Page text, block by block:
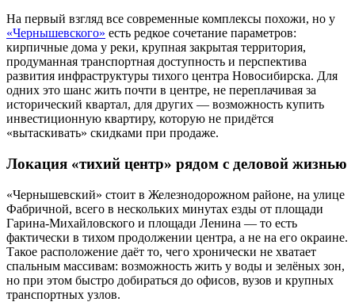
На первый взгляд все современные комплексы похожи, но у
«Чернышевского» есть редкое сочетание параметров:
кирпичные дома у реки, крупная закрытая территория,
продуманная транспортная доступность и перспектива
развития инфраструктуры тихого центра Новосибирска. Для
одних это шанс жить почти в центре, не переплачивая за
исторический квартал, для других — возможность купить
инвестиционную квартиру, которую не придётся
«вытаскивать» скидками при продаже.
Локация «тихий центр» рядом с деловой жизнью
«Чернышевский» стоит в Железнодорожном районе, на улице
Фабричной, всего в нескольких минутах езды от площади
Гарина-Михайловского и площади Ленина — то есть
фактически в тихом продолжении центра, а не на его окраине.
Такое расположение даёт то, чего хронически не хватает
спальным массивам: возможность жить у воды и зелёных зон,
но при этом быстро добираться до офисов, вузов и крупных
транспортных узлов.